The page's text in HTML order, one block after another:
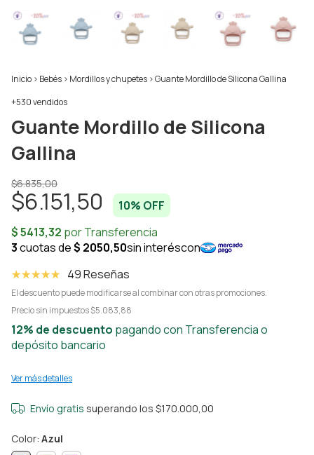
Inicio > Bebés > Mordillos y chupetes >Guante Mordillo de Silicona Gallina
+530 vendidos
Guante Mordillo de Silicona
Gallina
$6.835,00
$6.151,50 10% OFF
49 Reseñas
El descuento puede modificarse al combinar con otras promociones.
Precio sin impuestos$5.083,88
12% de descuento pagando con Transferencia o
depósito bancario
Ver más detalles
Envío gratis superando los $170.000,00
Color: Azul